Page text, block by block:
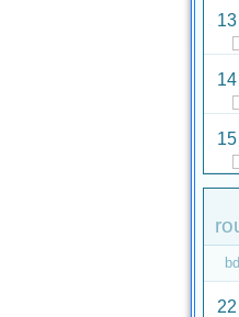
13
14
15
22